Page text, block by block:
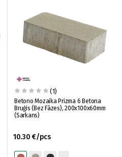
(1)
Betono Mozaika Prizma 6 Betona
Bruģis (Bez Fāzes), 200x100x60mm
(Sarkans)
10.30 €/pcs